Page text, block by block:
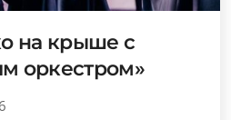
на крыше с
оркестром»